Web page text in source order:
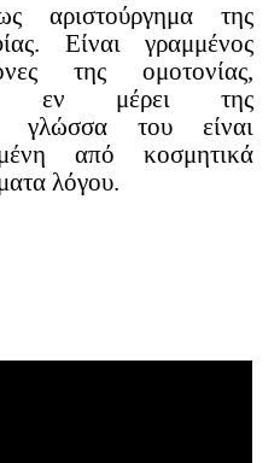
αριστούργημα της
Είναι γραμμένος
της ομοτονίας,
εν μέρει της
Η γλώσσα του είναι
από κοσμητικά
λόγου.